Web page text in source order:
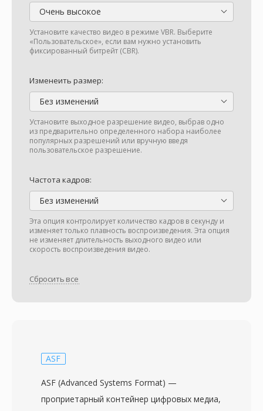
Очень высокое
Установите качество видео в режиме VBR. Выберите
«Пользовательское», если вам нужно установить
фиксированный битрейт (CBR).
Изменеить размер:
Без изменений
Установите выходное разрешение видео, выбрав одно
из предварительно определенного набора наиболее
популярных разрешений или вручную введя
пользовательское разрешение.
Частота кадров:
Без изменений
Эта опция контролирует количество кадров в секунду и
изменяет только плавность воспроизведения. Эта опция
не изменяет длительность выходного видео или
скорость воспроизведения видео.
Сбросить все
ASF
ASF (Advanced Systems Format) —
проприетарный контейнер цифровых медиа,